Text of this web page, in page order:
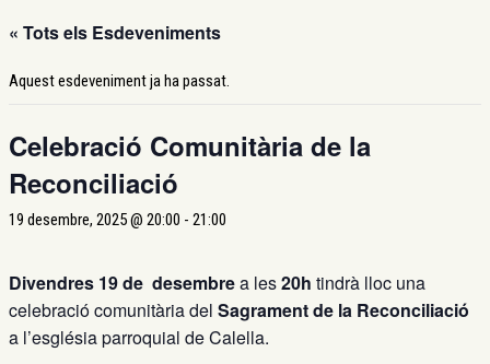
« Tots els Esdeveniments
Aquest esdeveniment ja ha passat.
Celebració Comunitària de la
Reconciliació
19 desembre, 2025 @ 20:00 - 21:00
Divendres 19 de desembrea les20h tindrà lloc una
celebració comunitària del Sagrament de la Reconciliació
a l’església parroquial de Calella.